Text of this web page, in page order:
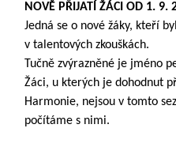
NOVĚ PŘIJATÍ ŽÁCI OD 1. 9.
Jedná se o nové žáky, kteří
v talentových zkouškách.
Tučně zvýrazněné je jméno
Žáci, u kterých je dohodnut
Harmonie, nejsou v tomto
počítáme s nimi.